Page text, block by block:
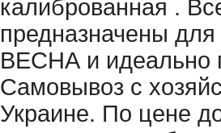
калиброванная .
предназначены
ВЕСНА и идеально
Самовывоз с
Украине. По цене